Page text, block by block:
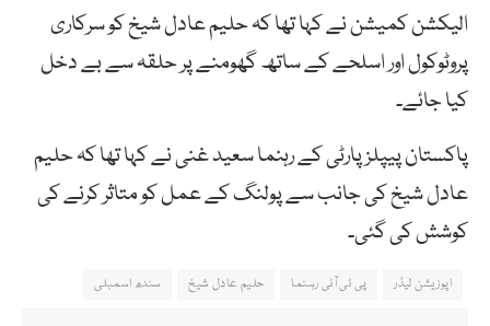
الیکشن کمیشن نے کہا تھا کہ حلیم عادل شیخ کو سرکاری
پروٹوکول اور اسلحے کے ساتھ گھومنے پر حلقہ سے بے دخل
کیا جائے۔
پاکستان پیپلزپارٹی کے رہنما سعید غنی نے کہا تھا کہ حلیم
عادل شیخ کی جانب سے پولنگ کے عمل کو متاثر کرنے کی
کوشش کی گئی۔
اپوزیشن لیڈر پی ٹی آئی رہنما حلیم عادل شیخ سندھ اسمبلی